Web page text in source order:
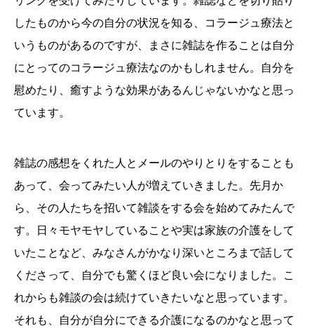
したものから今の自分の状況を知る、コラージュ療法と
いうものがあるのですが、まさに雑誌を作ることは自分
にとってのコラージュ療法なのかもしれません。自分を
慰めたり、癒すような効果があるんじゃないかなと思っ
ています。
雑誌の感想をくれた人とメールのやりとりをすることも
あって、会ってみたい人が増えていきました。先月か
ら、その人たちを招いて雑談をする会を始めてみたんで
す。日々モヤモヤしていることや実は家族の介護をして
いたことなど、みなさんがかなり深いところまで話して
くださって、自分でも驚くほど良い会になりました。こ
れからも雑談の会は続けていきたいなと思っています。
それも、自分が自分にできる介護になるのかなと思って